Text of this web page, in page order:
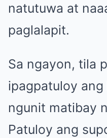
natutuwa at
paglalapit.
Sa ngayon, tila
ipagpatuloy
ngunit matibay
Patuloy ang